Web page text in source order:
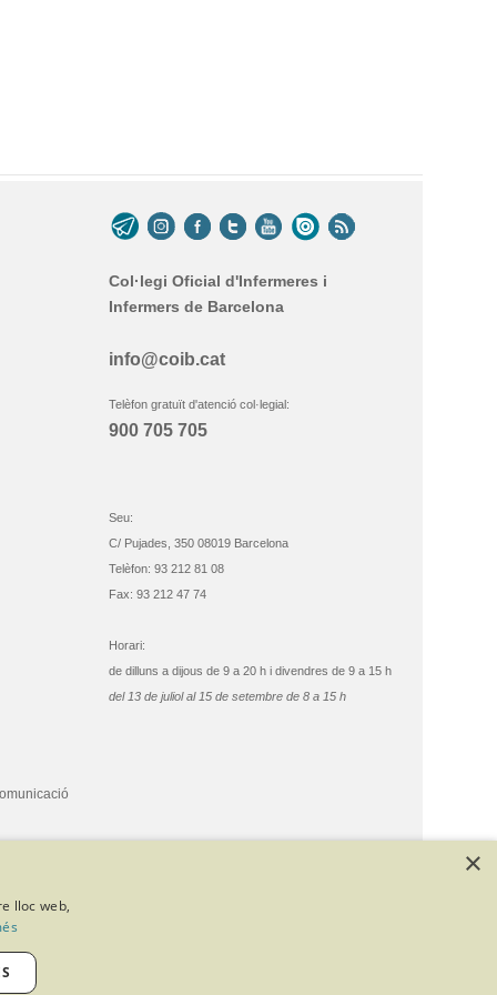
Col·legi Oficial d'Infermeres i
Infermers de Barcelona
info@coib.cat
Telèfon gratuït d'atenció col·legial:
900 705 705
Seu:
C/ Pujades, 350 08019 Barcelona
Telèfon: 93 212 81 08
Fax: 93 212 47 74
Horari:
de dilluns a dijous de 9 a 20 h i divendres de 9 a 15 h
del 13 de juliol al 15 de setembre de 8 a 15 h
×
lloc web,